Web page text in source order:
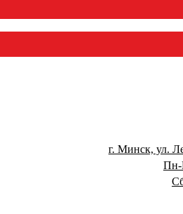
г. Минск, ул.
Пн-